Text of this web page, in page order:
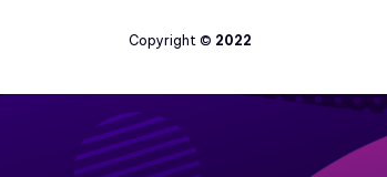
Copyright © 2022